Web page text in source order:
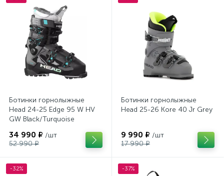
Ботинки горнолыжные
Head 24-25 Edge 95 W HV
GW Black/Turquoise
34 990 ₽ /шт
52 990 ₽
Ботинки горнолыжные
Head 25-26 Kore 40 Jr Grey
9 990 ₽ /шт
17 990 ₽
-32% -37%